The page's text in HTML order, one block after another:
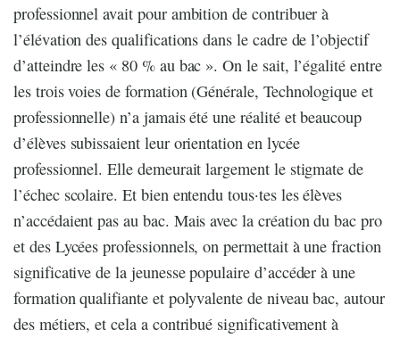
professionnel avait pour ambition de contribuer à
l’élévation des qualifications dans le cadre de l’objectif
d’atteindre les « 80 % au bac ». On le sait, l’égalité entre
les trois voies de formation (Générale, Technologique et
professionnelle) n’a jamais été une réalité et beaucoup
d’élèves subissaient leur orientation en lycée
professionnel. Elle demeurait largement le stigmate de
l’échec scolaire. Et bien entendu tous·tes les élèves
n’accédaient pas au bac. Mais avec la création du bac pro
et des Lycées professionnels, on permettait à une fraction
significative de la jeunesse populaire d’accéder à une
formation qualifiante et polyvalente de niveau bac, autour
des métiers, et cela a contribué significativement à